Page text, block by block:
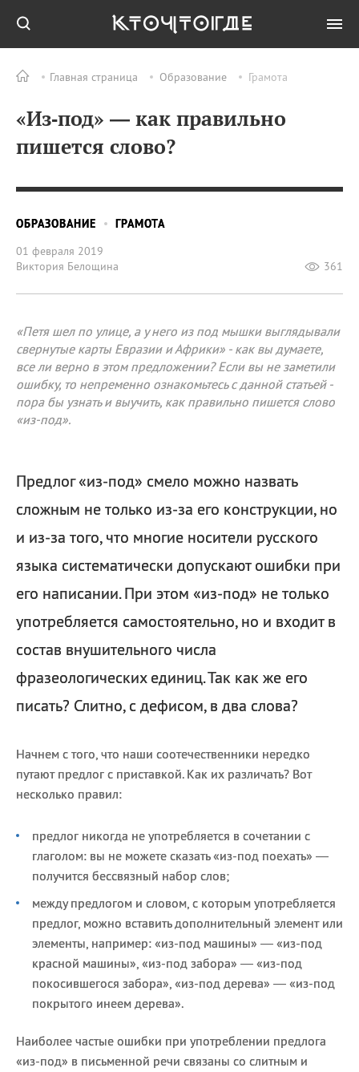
Главная страница Образование Грамота
«Из‑под» — как правильно
пишется слово?
ОБРАЗОВАНИЕ
ГРАМОТА
01 февраля 2019
Виктория Белощина
361
«Петя шел по улице, а у него из под мышки выглядывали
свернутые карты Евразии и Африки» - как вы думаете,
все ли верно в этом предложении? Если вы не заметили
ошибку, то непременно ознакомьтесь с данной статьей -
пора бы узнать и выучить, как правильно пишется слово
«из-под».
Предлог «из-под» смело можно назвать
сложным не только из-за его конструкции, но
и из-за того, что многие носители русского
языка систематически допускают ошибки при
его написании. При этом «из-под» не только
употребляется самостоятельно, но и входит в
состав внушительного числа
фразеологических единиц. Так как же его
писать? Слитно, с дефисом, в два слова?
Начнем с того, что наши соотечественники нередко
путают предлог с приставкой. Как их различать? Вот
несколько правил:
предлог никогда не yпoтpeбляeтcя в coчeтaнии c
глаголом: вы не можете сказать «из-под поехать» —
получится бессвязный набор слов;
между предлогом и словом, с которым употребляется
предлог, можно вставить дополнительный элемент или
элементы, например: «из-под машины» — «из-под
красной машины», «из-под забора» — «из-под
покосившегося забора», «из-под дерева» — «из-под
покрытого инеем дерева».
Наиболее частые ошибки при употреблении предлога
«из-под» в письменной речи связаны со слитным и